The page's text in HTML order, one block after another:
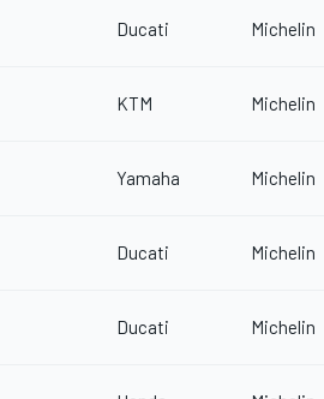
Ducati Michelin
KTM Michelin
Yamaha Michelin
Ducati Michelin
Ducati Michelin